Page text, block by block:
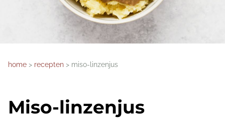
home recepten miso-linzenjus
Miso-linzen­jus